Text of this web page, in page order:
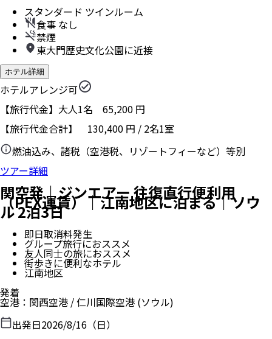
スタンダード ツインルーム
食事 なし
禁煙
東大門歴史文化公園に近接
ホテル詳細
ホテルアレンジ可
【旅行代金】大人1名 65,200 円
【旅行代金合計】 130,400 円 / 2名1室
燃油込み、諸税（空港税、リゾートフィーなど）等別
ツアー詳細
関空発｜ジンエアー 往復直行便利用
（PEX運賃）｜江南地区に泊まる｜ソウ
ル 2泊3日
即日取消料発生
グループ旅行におススメ
友人同士の旅におススメ
街歩きに便利なホテル
江南地区
発着
空港 ： 関西空港 /仁川国際空港 (ソウル)
出発日2026/8/16（日）